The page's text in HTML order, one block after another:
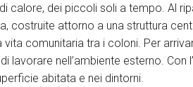
calore, dei piccoli soli a tempo. Al
costruite attorno a una struttura
vita comunitaria tra i coloni. Per
lavorare nell’ambiente esterno.
abitata e nei dintorni.